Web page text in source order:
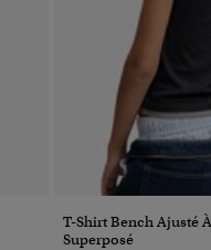
T-Shirt Bench Ajusté
Superposé